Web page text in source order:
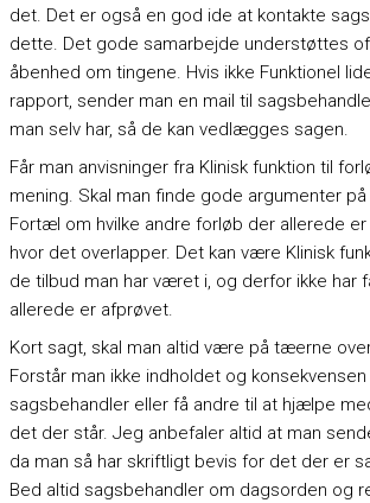
det. Det er også en god ide at kontakte
dette. Det gode samarbejde understøttes
åbenhed om tingene. Hvis ikke Funktionel
rapport, sender man en mail til
man selv har, så de kan vedlægges sagen.
Får man anvisninger fra Klinisk funktion til
mening. Skal man finde gode argumenter
Fortæl om hvilke andre forløb der allerede
hvor det overlapper. Det kan være Klinisk
de tilbud man har været i, og derfor ikke har
allerede er afprøvet.
Kort sagt, skal man altid være på tæerne
Forstår man ikke indholdet og
sagsbehandler eller få andre til at hjælpe
det der står. Jeg anbefaler altid at man
da man så har skriftligt bevis for det der er
Bed altid sagsbehandler om dagsorden og